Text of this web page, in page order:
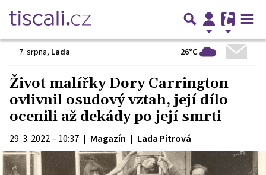
7. srpna, Lada 26°C
Život malířky Dory Carrington
ovlivnil osudový vztah, její dílo
ocenili až dekády po její smrti
29. 3. 2022 – 10:37 | Magazín | Lada Pítrová